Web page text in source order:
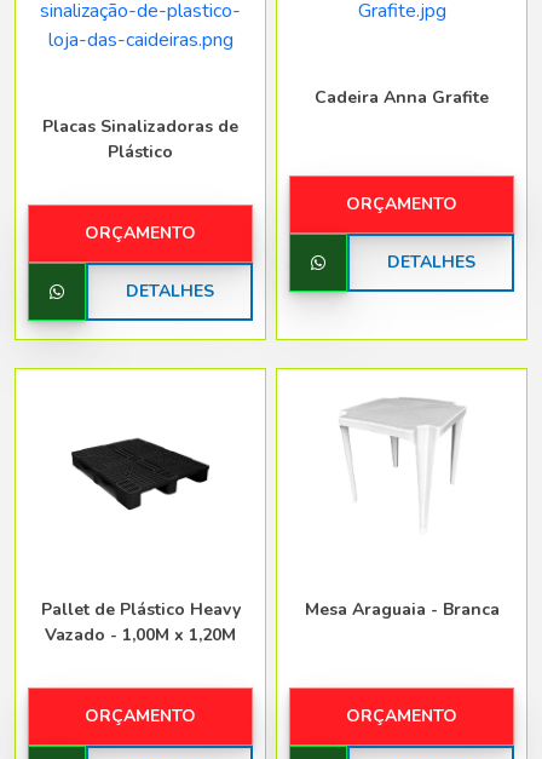
Placas Sinalizadoras de
Plástico
ORÇAMENTO
DETALHES
Cadeira Anna Grafite
ORÇAMENTO
DETALHES
Pallet de Plástico Heavy
Vazado - 1,00M x 1,20M
ORÇAMENTO
Mesa Araguaia - Branca
ORÇAMENTO